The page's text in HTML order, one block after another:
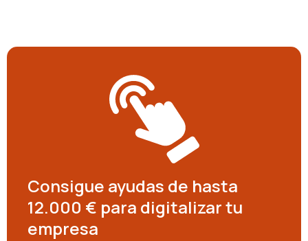
Consigue ayudas de hasta
12.000 € para digitalizar tu
empresa